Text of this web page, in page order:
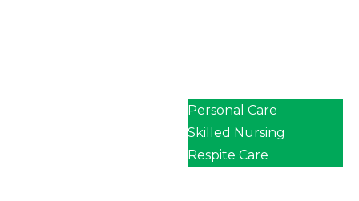
Personal Care
Skilled Nursing
Respite Care